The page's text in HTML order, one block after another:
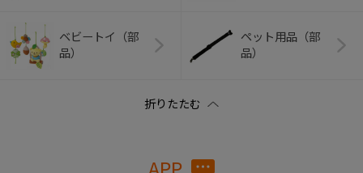
ベビートイ（部
品）
ペット用品（部
品）